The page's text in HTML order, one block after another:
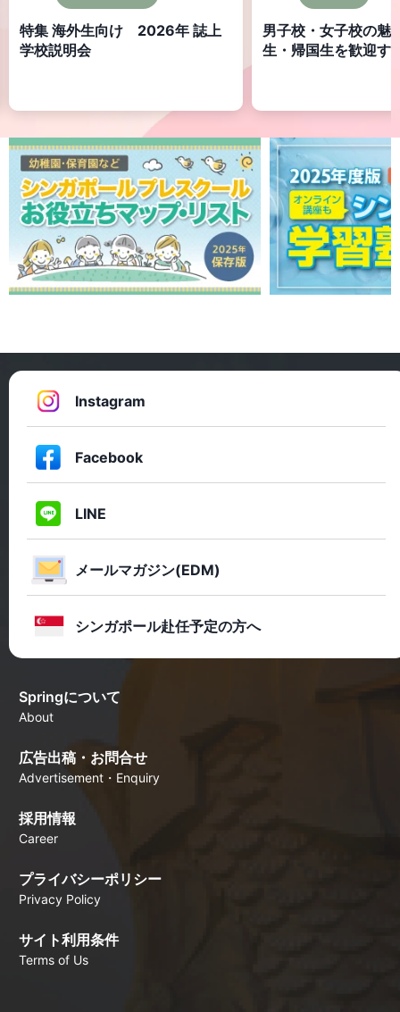
2026年 誌上
男子校・女子校の魅力 ～海外
生・帰国生を歓迎する14校
Instagram
Facebook
LINE
メールマガジン(EDM)
シンガポール赴任予定の方へ
Springについて
About
広告出稿・お問合せ
Advertisement・Enquiry
採用情報
Career
プライバシーポリシー
Privacy Policy
サイト利用条件
Terms of Us